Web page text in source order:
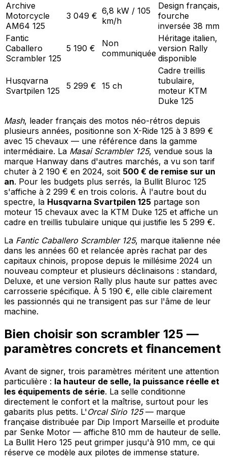
Archive
Motorcycle
AM64 125
3 049 € 6,8 kW / 105
km/h
Design français,
fourche
inversée 38 mm
Fantic
Caballero
Scrambler 125
5 190 €
Non
communiquée
Héritage italien,
version Rally
disponible
Husqvarna
Svartpilen 125
5 299 € 15 ch
Cadre treillis
tubulaire,
moteur KTM
Duke 125
Mash, leader français des motos néo-rétros depuis
plusieurs années, positionne son X-Ride 125 à 3 899 €
avec 15 chevaux — une référence dans la gamme
intermédiaire. La Masai Scrambler 125, vendue sous la
marque Hanway dans d'autres marchés, a vu son tarif
chuter à 2 190 € en 2024, soit 500 € de remise sur un
an. Pour les budgets plus serrés, la Bullit Bluroc 125
s'affiche à 2 299 € en trois coloris. À l'autre bout du
spectre, la Husqvarna Svartpilen 125 partage son
moteur 15 chevaux avec la KTM Duke 125 et affiche un
cadre en treillis tubulaire unique qui justifie les 5 299 €.
La Fantic Caballero Scrambler 125, marque italienne née
dans les années 60 et relancée après rachat par des
capitaux chinois, propose depuis le millésime 2024 un
nouveau compteur et plusieurs déclinaisons : standard,
Deluxe, et une version Rally plus haute sur pattes avec
carrosserie spécifique. À 5 190 €, elle cible clairement
les passionnés qui ne transigent pas sur l'âme de leur
machine.
Bien choisir son scrambler 125 —
paramètres concrets et financement
Avant de signer, trois paramètres méritent une attention
particulière : la hauteur de selle, la puissance réelle et
les équipements de série. La selle conditionne
directement le confort et la maîtrise, surtout pour les
gabarits plus petits. L'Orcal Sirio 125— marque
française distribuée par Dip Import Marseille et produite
par Senke Motor — affiche 810 mm de hauteur de selle.
La Bullit Hero 125 peut grimper jusqu'à 910 mm, ce qui
réserve ce modèle aux pilotes de immense stature.